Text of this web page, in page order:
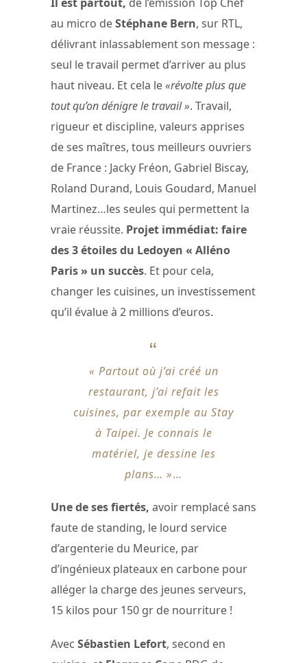
au micro deStéphane Bern, sur RTL,
délivrant inlassablement son message :
seul le travail permet d’arriver au plus
haut niveau. Et cela le«révolte plus que
tout qu’on dénigre le travail ». Travail,
rigueur et discipline, valeurs apprises
de ses maîtres, tous meilleurs ouvriers
de France : Jacky Fréon, Gabriel Biscay,
Roland Durand, Louis Goudard, Manuel
Martinez…les seules qui permettent la
vraie réussite. Projet immédiat: faire
des 3 étoiles du Ledoyen « Alléno
Paris » un succès. Et pour cela,
changer les cuisines, un investissement
qu’il évalue à 2 millions d’euros.
« Partout où j’ai créé un
restaurant, j’ai refait les
cuisines, par exemple au Stay
à Taipei. Je connais le
matériel, je dessine les
plans… »…
Une de ses fiertés, avoir remplacé sans
faute de standing, le lourd service
d’argenterie du Meurice, par
d’ingénieux plateaux en carbone pour
alléger la charge des jeunes serveurs,
15 kilos pour 150 gr de nourriture !
Avec Sébastien Lefort, second en